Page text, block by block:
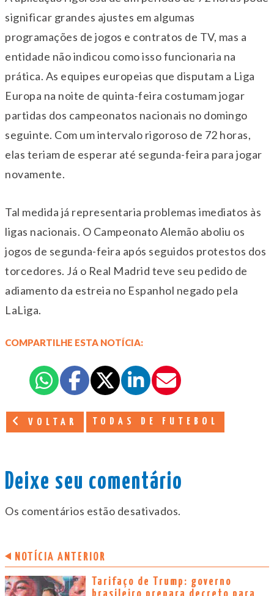
significar grandes ajustes em algumas
programações de jogos e contratos de TV, mas a
entidade não indicou como isso funcionaria na
prática. As equipes europeias que disputam a Liga
Europa na noite de quinta-feira costumam jogar
partidas dos campeonatos nacionais no domingo
seguinte. Com um intervalo rigoroso de 72 horas,
elas teriam de esperar até segunda-feira para jogar
novamente.
Tal medida já representaria problemas imediatos às
ligas nacionais. O Campeonato Alemão aboliu os
jogos de segunda-feira após seguidos protestos dos
torcedores. Já o Real Madrid teve seu pedido de
adiamento da estreia no Espanhol negado pela
LaLiga.
COMPARTILHE ESTA NOTÍCIA:
VOLTAR TODAS DE FUTEBOL
Deixe seu comentário
Os comentários estão desativados.
NOTÍCIA ANTERIOR
Tarifaço de Trump: governo